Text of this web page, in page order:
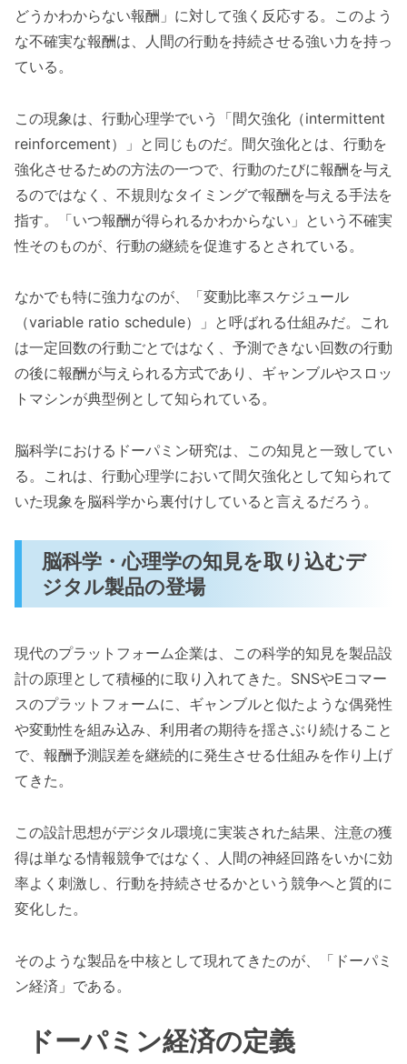
どうかわからない報酬」に対して強く反応する。このよう
な不確実な報酬は、人間の行動を持続させる強い力を持っ
ている。
この現象は、行動心理学でいう「間欠強化（intermittent
reinforcement）」と同じものだ。間欠強化とは、行動を
強化させるための方法の一つで、行動のたびに報酬を与え
るのではなく、不規則なタイミングで報酬を与える手法を
指す。「いつ報酬が得られるかわからない」という不確実
性そのものが、行動の継続を促進するとされている。
なかでも特に強力なのが、「変動比率スケジュール
（variable ratio schedule）」と呼ばれる仕組みだ。これ
は一定回数の行動ごとではなく、予測できない回数の行動
の後に報酬が与えられる方式であり、ギャンブルやスロッ
トマシンが典型例として知られている。
脳科学におけるドーパミン研究は、この知見と一致してい
る。これは、行動心理学において間欠強化として知られて
いた現象を脳科学から裏付けしていると言えるだろう。
脳科学・心理学の知見を取り込むデ
ジタル製品の登場
現代のプラットフォーム企業は、この科学的知見を製品設
計の原理として積極的に取り入れてきた。SNSやEコマー
スのプラットフォームに、ギャンブルと似たような偶発性
や変動性を組み込み、利用者の期待を揺さぶり続けること
で、報酬予測誤差を継続的に発生させる仕組みを作り上げ
てきた。
この設計思想がデジタル環境に実装された結果、注意の獲
得は単なる情報競争ではなく、人間の神経回路をいかに効
率よく刺激し、行動を持続させるかという競争へと質的に
変化した。
そのような製品を中核として現れてきたのが、「ドーパミ
ン経済」である。
ドーパミン経済の定義